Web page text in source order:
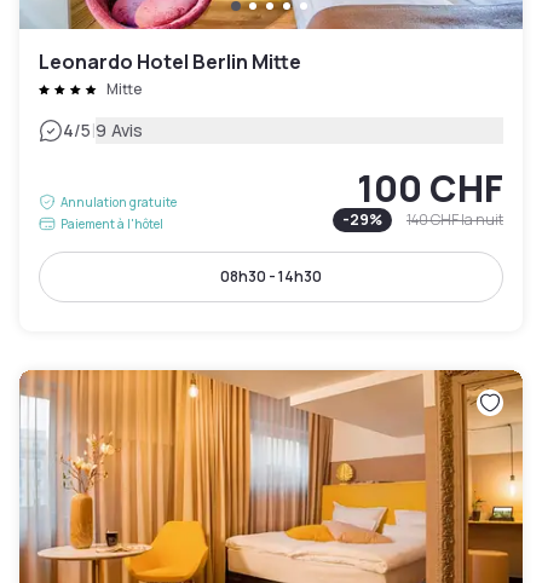
Leonardo Hotel Berlin Mitte
Mitte
4/5|9 Avis
Annulation gratuite
Paiement à l'hôtel
100 CHF
-29% 140 CHFla nuit
08h30 - 14h30